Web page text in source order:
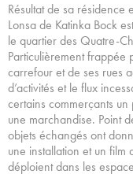
Résultat de sa
Lonsa de Katinka Bock
le quartier des Quatre-
Particulièrement frappée
carrefour et de ses rues
d’activités et le flux
certains commerçants
une marchandise. Point
objets échangés ont
une installation et un film
déploient dans les